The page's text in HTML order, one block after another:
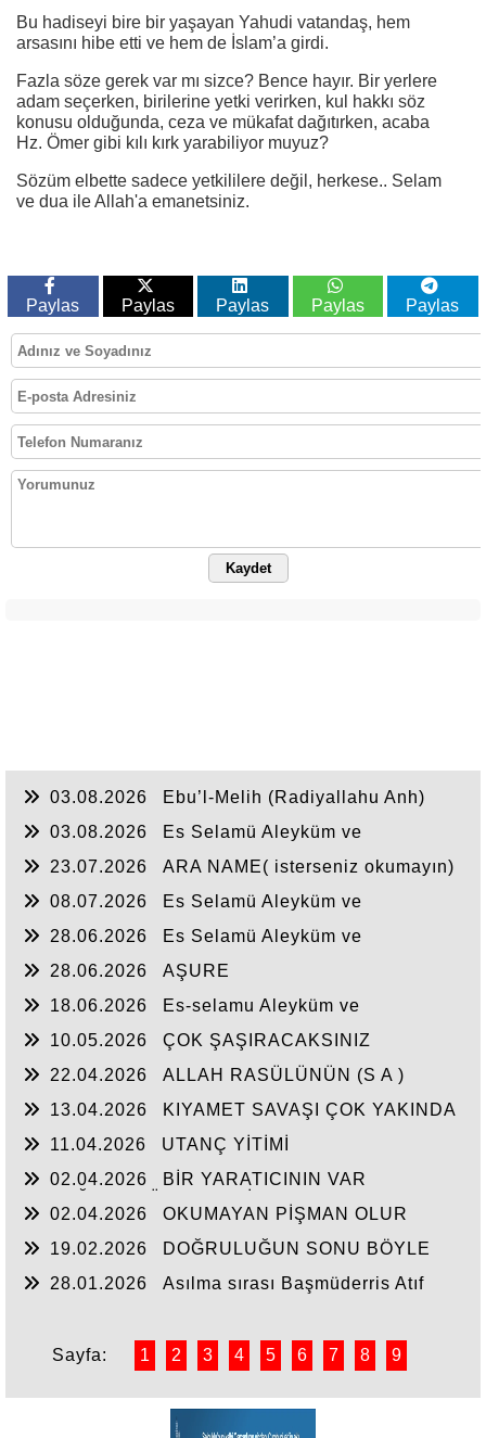
Bu hadiseyi bire bir yaşayan Yahudi vatandaş, hem
arsasını hibe etti ve hem de İslam’a girdi.
Fazla söze gerek var mı sizce? Bence hayır. Bir yerlere
adam seçerken, birilerine yetki verirken, kul hakkı söz
konusu olduğunda, ceza ve mükafat dağıtırken, acaba
Hz. Ömer gibi kılı kırk yarabiliyor muyuz?
Sözüm elbette sadece yetkililere değil, herkese.. Selam
ve dua ile Allah'a emanetsiniz.
Paylas Paylas Paylas Paylas Paylas
Kaydet
03.08.2026
Ebu’l-Melih (Radiyallahu Anh)
03.08.2026
Es Selamü Aleyküm ve
23.07.2026
ARA NAME( isterseniz okumayın)
08.07.2026
Es Selamü Aleyküm ve
28.06.2026
Es Selamü Aleyküm ve
28.06.2026
AŞURE
18.06.2026
Es-selamu Aleyküm ve
10.05.2026
ÇOK ŞAŞIRACAKSINIZ
22.04.2026
ALLAH RASÜLÜNÜN (S A )
13.04.2026
KIYAMET SAVAŞI ÇOK YAKINDA
11.04.2026
UTANÇ YİTİMİ
02.04.2026
BİR YARATICININ VAR
02.04.2026
OKUMAYAN PİŞMAN OLUR
19.02.2026
DOĞRULUĞUN SONU BÖYLE
28.01.2026
Asılma sırası Başmüderris Atıf
Sayfa: 1 2 3 4 5 6 7 8 9